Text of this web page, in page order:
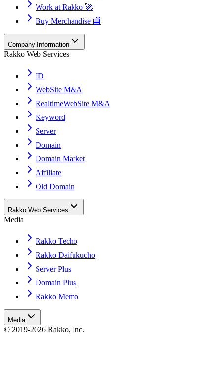
Work at Rakko 🚀
Buy Merchandise 🏬
Company Information
Rakko Web Services
ID
WebSite M&A
RealtimeWebSite M&A
Keyword
Server
Domain
Domain Market
Affiliate
Old Domain
Rakko Web Services
Media
Rakko Techo
Rakko Daifukucho
Server Plus
Domain Plus
Rakko Memo
Media
© 2019-2026 Rakko, Inc.